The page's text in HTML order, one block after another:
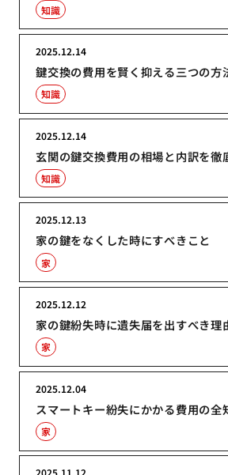
知識
鍵交換の費用を賢く抑える三つの方
2025.12.14
知識
玄関の鍵交換費用の相場と内訳を徹
2025.12.14
知識
家の鍵をなくした時にすべきこと
2025.12.13
家
家の鍵紛失時に遺失届を出すべき理
2025.12.12
家
スマートキー紛失にかかる費用の全
2025.12.04
家